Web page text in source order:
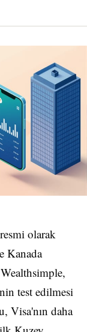
olarak
Kanada
test edilmesi
Visa'nın daha